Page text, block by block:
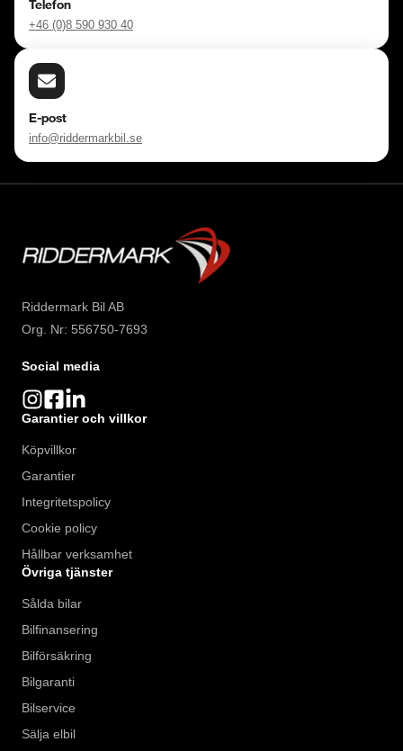
Telefon
+46 (0)8 590 930 40
E-post
info@riddermarkbil.se
Riddermark Bil AB
Org. Nr: 556750-7693
Social media
Garantier och villkor
Köpvillkor
Garantier
Integritetspolicy
Cookie policy
Hållbar verksamhet
Övriga tjänster
Sålda bilar
Bilfinansering
Bilförsäkring
Bilgaranti
Bilservice
Sälja elbil